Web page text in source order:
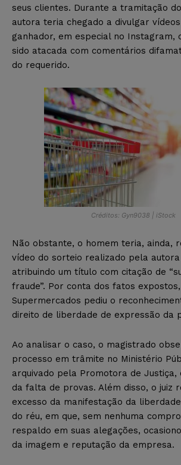
seus clientes. Durante a tramitação
autora teria chegado a divulgar
ganhador, em especial no Instagram,
sido atacada com comentários
do requerido.
Créditos: Gyn9038 | iStock
Não obstante, o homem teria, ainda,
vídeo do sorteio realizado pela autora
atribuindo um título com citação de
fraude”. Por conta dos fatos
Supermercados pediu o
direito de liberdade de expressão da
Ao analisar o caso, o magistrado
processo em trâmite no Ministério
arquivado pela Promotora de Justiça,
da falta de provas. Além disso, o juiz
excesso da manifestação da
do réu, em que, sem nenhuma
respaldo em suas alegações,
da imagem e reputação da empresa.